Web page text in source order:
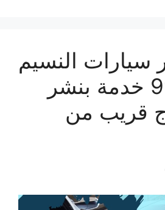
سيارات النسيم
99007355 خدمة بنشر
قريب من